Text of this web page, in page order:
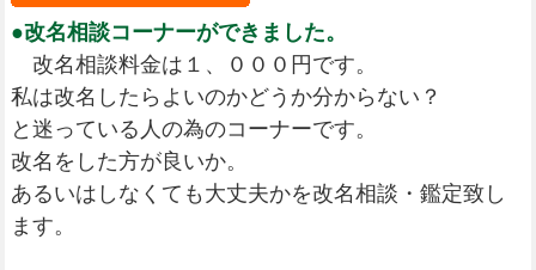
●改名相談コーナーができました。
改名相談料金は１、０００円です。
私は改名したらよいのかどうか分からない？
と迷っている人の為のコーナーです。
改名をした方が良いか。
あるいはしなくても大丈夫かを改名相談・鑑定致し
ます。